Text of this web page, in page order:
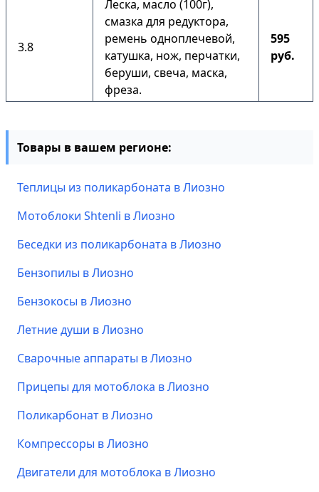
3.8
Леска, масло (100г),
смазка для редуктора,
ремень одноплечевой,
катушка, нож, перчатки,
беруши, свеча, маска,
фреза.
595
руб.
Товары в вашем регионе:
Теплицы из поликарбоната в Лиозно
Мотоблоки Shtenli в Лиозно
Беседки из поликарбоната в Лиозно
Бензопилы в Лиозно
Бензокосы в Лиозно
Летние души в Лиозно
Сварочные аппараты в Лиозно
Прицепы для мотоблока в Лиозно
Поликарбонат в Лиозно
Компрессоры в Лиозно
Двигатели для мотоблока в Лиозно